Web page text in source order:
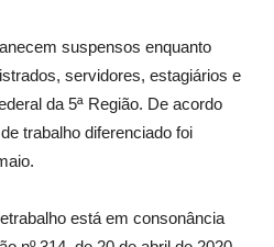
suspensos enquanto
servidores, estagiários e
da 5ª Região. De acordo
trabalho diferenciado foi
está em consonância